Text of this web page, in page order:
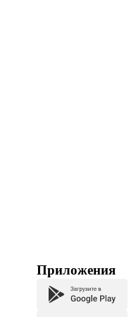
Приложения